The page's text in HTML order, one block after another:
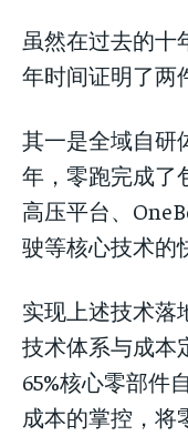
虽然在过去的十
年时间证明了两
其一是全域自研
年，零跑完成了
高压平台、
驶等核心技术的
实现上述技术落
技术体系与成本
65%核心零部件
成本的掌控，将